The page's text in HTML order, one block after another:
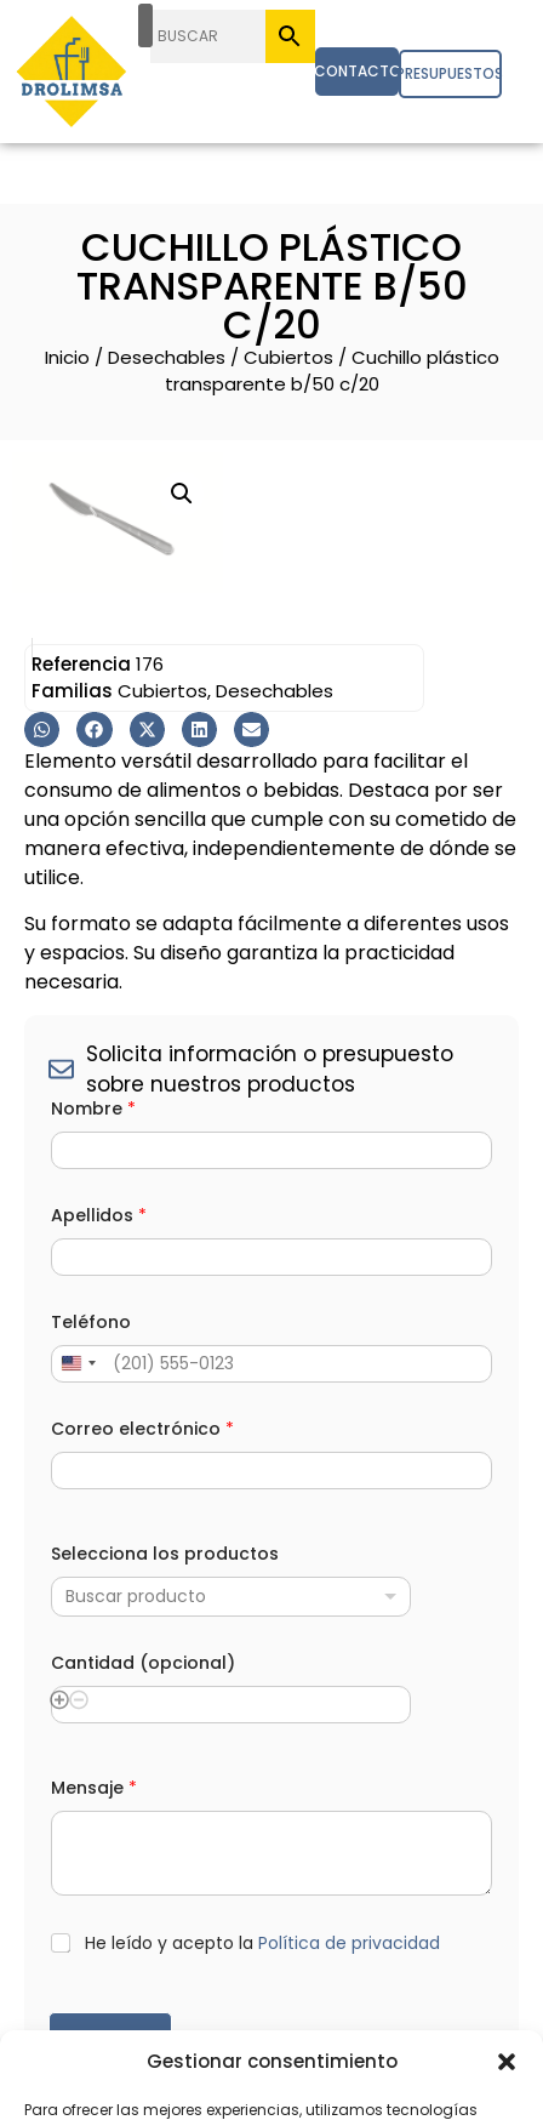
Gestionar consentimiento
Para ofrecer las mejores experiencias, utilizamos tecnologías
CONTACTOPRESUPUESTOS
CUCHILLO PLÁSTICO
TRANSPARENTE B/50
C/20
Inicio / Desechables / Cubiertos / Cuchillo plástico
transparente b/50 c/20
Referencia 176
Familias Cubiertos,Desechables
Elemento versátil desarrollado para facilitar el
consumo de alimentos o bebidas. Destaca por ser
una opción sencilla que cumple con su cometido de
manera efectiva, independientemente de dónde se
utilice.
Su formato se adapta fácilmente a diferentes usos
y espacios. Su diseño garantiza la practicidad
necesaria.
Solicita información o presupuesto
sobre nuestros productos
Nombre *
Apellidos *
Teléfono
Correo electrónico *
m
b
e
L
O
P
D
Selecciona los productos
Buscar producto
Cantidad (opcional)
Mensaje *
L
O
*
He leído y acepto la Política de privacidad
Enviar